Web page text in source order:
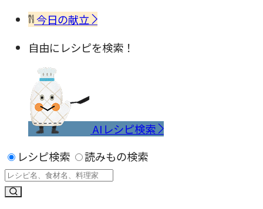
今日の献立
自由にレシピを検索！
AIレシピ検索
レシピ検索
読みもの検索